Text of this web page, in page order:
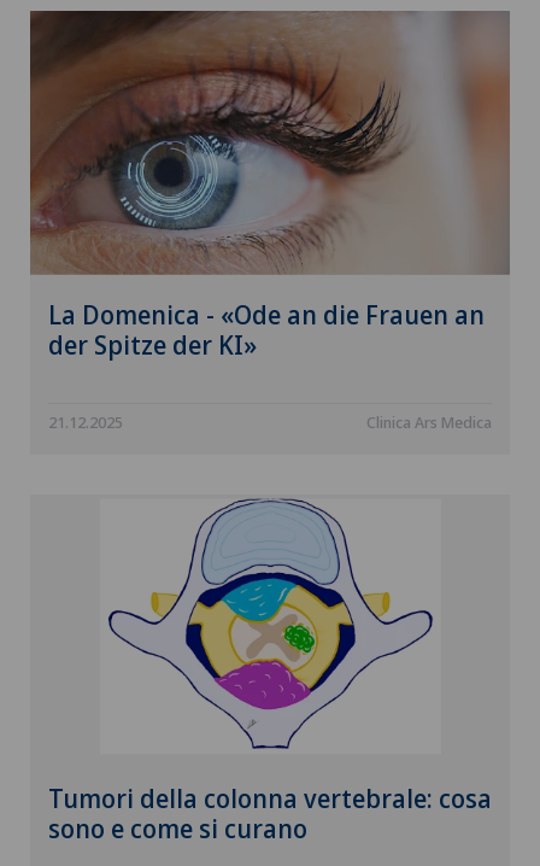
La Domenica - «Ode an die Frauen an
der Spitze der KI»
21.12.2025 Clinica Ars Medica
Tumori della colonna vertebrale: cosa
sono e come si curano